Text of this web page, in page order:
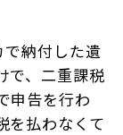
納付した遺
で、二重課税
申告を行わ
を払わなくて